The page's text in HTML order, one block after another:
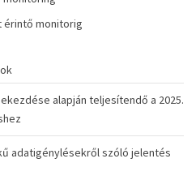
monitorig
alapján teljesítendő a 2025.
adatigénylésekről szóló jelentés